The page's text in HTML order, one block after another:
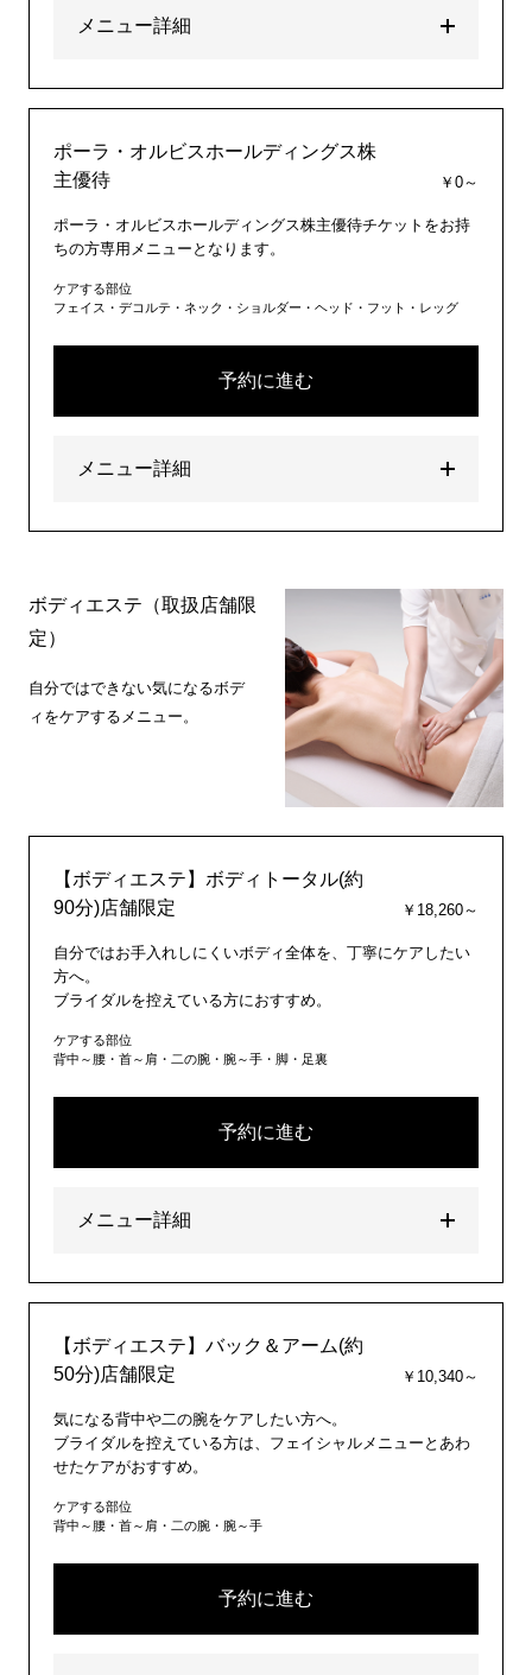
メニュー詳細
ポーラ・オルビスホールディングス株
主優待
￥0～
ポーラ・オルビスホールディングス株主優待チケットをお持
ちの方専用メニューとなります。
ケアする部位
フェイス・デコルテ・ネック・ショルダー・ヘッド・フット・レッグ
予約に進む
メニュー詳細
ボディエステ（取扱店舗限
定）
自分ではできない気になるボデ
ィをケアするメニュー。
【ボディエステ】ボディトータル(約
90分)店舗限定
￥18,260～
自分ではお手入れしにくいボディ全体を、丁寧にケアしたい
方へ。
ブライダルを控えている方におすすめ。
ケアする部位
背中～腰・首～肩・二の腕・腕～手・脚・足裏
予約に進む
メニュー詳細
【ボディエステ】バック＆アーム(約
50分)店舗限定
￥10,340～
気になる背中や二の腕をケアしたい方へ。
ブライダルを控えている方は、フェイシャルメニューとあわ
せたケアがおすすめ。
ケアする部位
背中～腰・首～肩・二の腕・腕～手
予約に進む